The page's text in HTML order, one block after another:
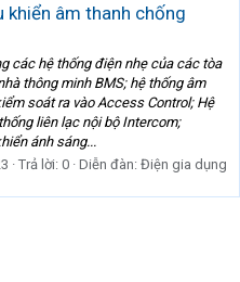
khiển âm thanh chống
các hệ thống điện nhẹ của các tòa
thông minh BMS; hệ thống âm
soát ra vào Access Control; Hệ
liên lạc nội bộ Intercom;
ánh sáng...
Trả lời: 0 Diễn đàn: Điện gia dụng